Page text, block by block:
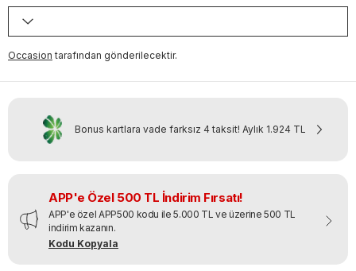
Occasion tarafından gönderilecektir.
Bonus kartlara vade farksız 4 taksit! Aylık 1.924 TL
APP'e Özel 500 TL İndirim Fırsatı!
APP'e özel APP500 kodu ile 5.000 TL ve üzerine 500 TL
indirim kazanın.
Kodu Kopyala